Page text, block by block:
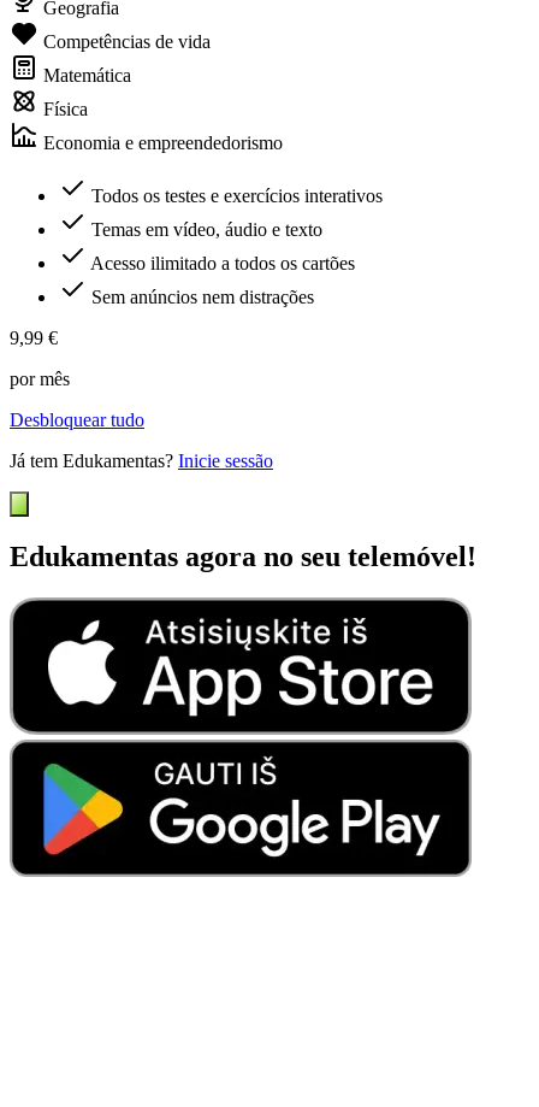
Geografia
Competências de vida
Matemática
Física
Economia e empreendedorismo
Todos os testes e exercícios interativos
Temas em vídeo, áudio e texto
Acesso ilimitado a todos os cartões
Sem anúncios nem distrações
9,99 €
por mês
Desbloquear tudo
Já tem Edukamentas? Inicie sessão
Edukamentas agora no seu telemóvel!